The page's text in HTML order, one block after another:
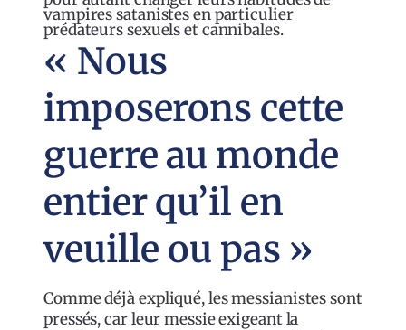
vampires satanistes en particulier
prédateurs sexuels et cannibales.
« Nous
imposerons cette
guerre au monde
entier qu’il en
veuille ou pas »
Comme déjà expliqué, les messianistes sont
pressés, car leur messie exigeant la